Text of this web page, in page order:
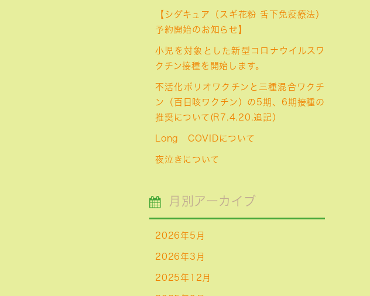
【シダキュア（スギ花粉 舌下免疫療法）
予約開始のお知らせ】
小児を対象とした新型コロナウイルスワ
クチン接種を開始します。
不活化ポリオワクチンと三種混合ワクチ
ン（百日咳ワクチン）の5期、6期接種の
推奨について(R7.4.20.追記）
Long COVIDについて
夜泣きについて
月別アーカイブ
2026年5月
2026年3月
2025年12月